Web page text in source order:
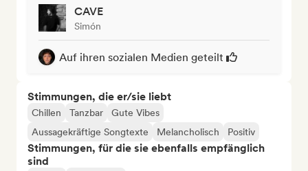
CAVE
Simón
Auf ihren sozialen Medien geteilt
Stimmungen, die er/sie liebt
Chillen Tanzbar
Gute Vibes
Aussagekräftige Songtexte
Melancholisch Positiv
Stimmungen, für die sie ebenfalls empfänglich
sind